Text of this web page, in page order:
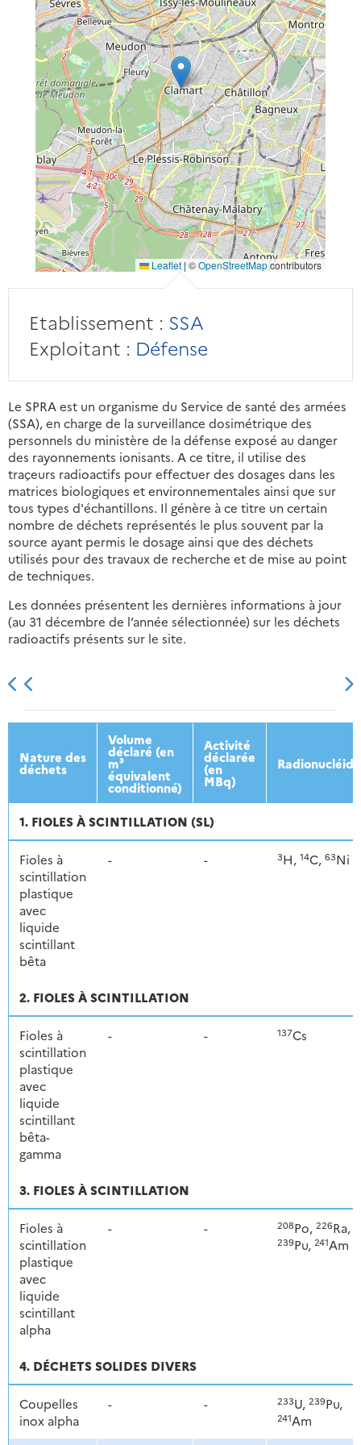
Leaflet | ©OpenStreetMapcontributors
Etablissement : SSA
Exploitant : Défense
Le SPRA est un organisme du Service de santé des armées
(SSA), en charge de la surveillance dosimétrique des
personnels du ministère de la défense exposé au danger
des rayonnements ionisants. A ce titre, il utilise des
traçeurs radioactifs pour effectuer des dosages dans les
matrices biologiques et environnementales ainsi que sur
tous types d'échantillons. Il génère à ce titre un certain
nombre de déchets représentés le plus souvent par la
source ayant permis le dosage ainsi que des déchets
utilisés pour des travaux de recherche et de mise au point
de techniques.
Les données présentent les dernières informations à jour
(au 31 décembre de l’année sélectionnée) sur les déchets
radioactifs présents sur le site.
2013 2014 2015 2016
Nature des
déchets
Volume
déclaré (en
m³
équivalent
conditionné)
Activité
déclarée
(en
MBq)
1. FIOLES À SCINTILLATION (SL)
Fioles à
scintillation
plastique
avec
liquide
scintillant
bêta
- - 3H, 14C, 63Ni
2. FIOLES À SCINTILLATION
Fioles à
scintillation
plastique
avec
liquide
scintillant
bêta-
gamma
- - 137Cs
3. FIOLES À SCINTILLATION
Fioles à
scintillation
plastique
avec
liquide
scintillant
alpha
- - 208Po, 226Ra,
239Pu, 241Am
4. DÉCHETS SOLIDES DIVERS
Coupelles
inox alpha
- - 233U, 239Pu,
241Am